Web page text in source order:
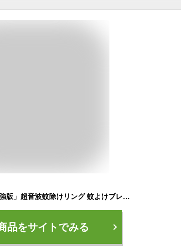
「第六世代 2024年増強版」超音波蚊除けリング 蚊よけブレスレット 虫除けリング 蚊除けリストバンド 腕時計 長い待機時間 USB給電式 3段階調節可能 デジタル時計 歩数カウント機能 携帯便利 超音波蚊よけ 蚊忌避 無毒＆安心 釣り 公園 アウトドア 旅行 屋外 子供/大人兼用 CE、KC、ROHS認証 (ホワイト)「日本語説明書付き」
品をサイトでみる